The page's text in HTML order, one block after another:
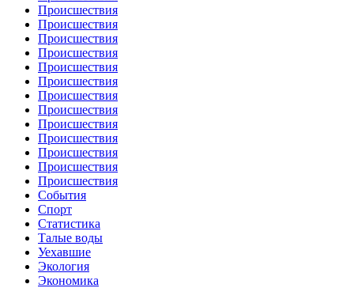
Происшествия
Происшествия
Происшествия
Происшествия
Происшествия
Происшествия
Происшествия
Происшествия
Происшествия
Происшествия
Происшествия
Происшествия
Происшествия
События
Спорт
Статистика
Талые воды
Уехавшие
Экология
Экономика